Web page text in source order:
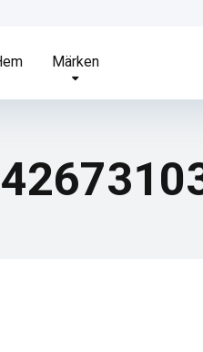
Märken